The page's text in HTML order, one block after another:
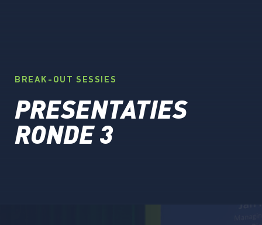
BREAK-OUT SESSIES
PRESENTATIES
RONDE 3